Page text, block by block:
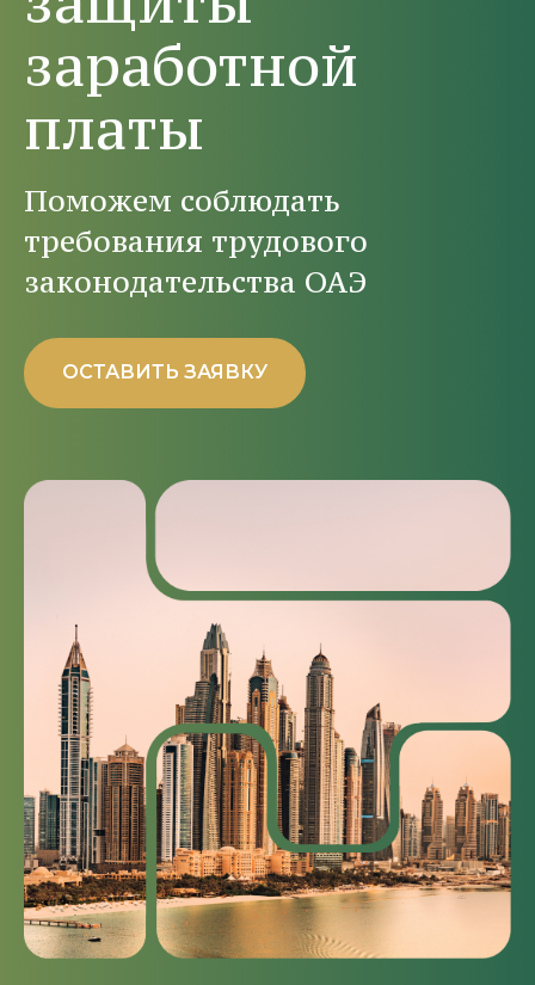
заработной
платы
Поможем соблюдать
требования трудового
законодательства ОАЭ
ОСТАВИТЬ ЗАЯВКУ